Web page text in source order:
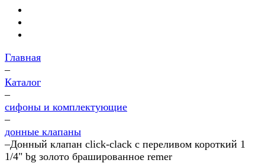
Главная
–
Каталог
–
сифоны и комплектующие
–
донные клапаны
–Донный клапан click-clack с переливом короткий 1
1/4" bg золото брашированное remer